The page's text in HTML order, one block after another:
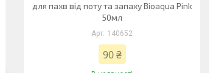
для пахв від поту та запаху Bioaqua Pink
50мл
140652
90 ₴